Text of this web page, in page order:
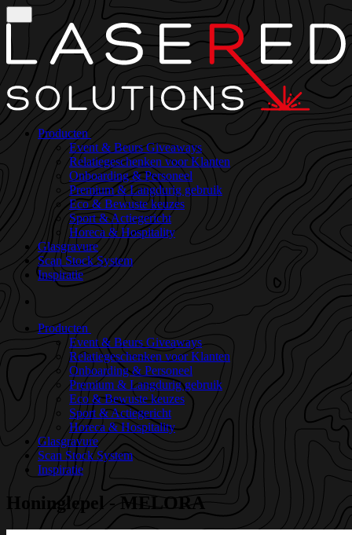
Producten
Event & Beurs Giveaways
Relatiegeschenken voor Klanten
Onboarding & Personeel
Premium & Langdurig gebruik
Eco & Bewuste keuzes
Sport & Actiegericht
Horeca & Hospitality
Glasgravure
Scan Stock System
Inspiratie
Producten
Event & Beurs Giveaways
Relatiegeschenken voor Klanten
Onboarding & Personeel
Premium & Langdurig gebruik
Eco & Bewuste keuzes
Sport & Actiegericht
Horeca & Hospitality
Glasgravure
Scan Stock System
Inspiratie
Honinglepel - MELORA